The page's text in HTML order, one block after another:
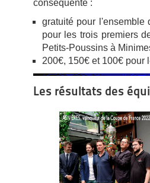
conséquente :
gratuité pour l'ensemble
pour les trois premiers
Petits-Poussins à
200€, 150€ et 100€ pour
Les résultats des